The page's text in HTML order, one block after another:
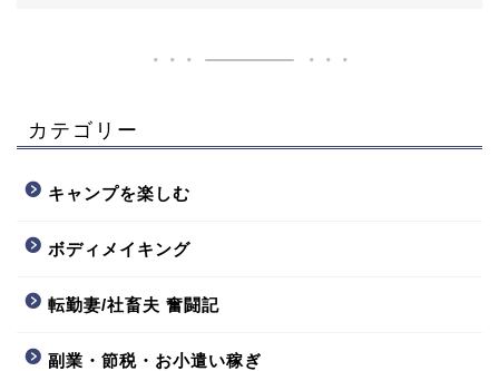
カテゴリー
キャンプを楽しむ
ボディメイキング
転勤妻/社畜夫 奮闘記
副業・節税・お小遣い稼ぎ